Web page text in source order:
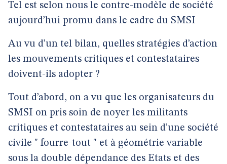
Tel est selon nous le contre-modèle de société
aujourd’hui promu dans le cadre du SMSI
Au vu d’un tel bilan, quelles stratégies d’action
les mouvements critiques et contestataires
doivent-ils adopter ?
Tout d’abord, on a vu que les organisateurs du
SMSI on pris soin de noyer les militants
critiques et contestataires au sein d’une société
civile " fourre-tout " et à géométrie variable
sous la double dépendance des Etats et des